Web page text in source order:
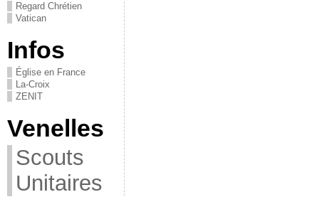
Regard Chrétien
Vatican
Infos
Église en France
La-Croix
ZENIT
Venelles
Scouts
Unitaires